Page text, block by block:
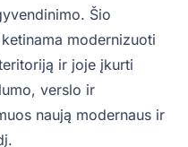
Šio
modernizuoti
ir joje įkurti
verslo ir
naują modernaus ir